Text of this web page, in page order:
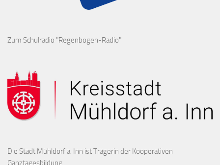
Zum Schulradio "Regenbogen-Radio"
Die Stadt Mühldorf a. Inn ist Trägerin der Kooperativen
Ganztagesbildung.